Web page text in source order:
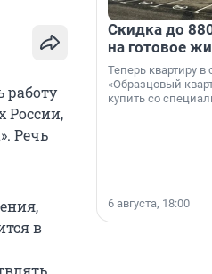
работу
России,
Речь
в
Скидка до
на готовое
Теперь квартиру
«Образцовый
купить со
6 августа, 18:00